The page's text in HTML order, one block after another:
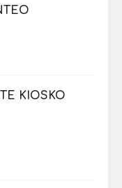
KIOSKO